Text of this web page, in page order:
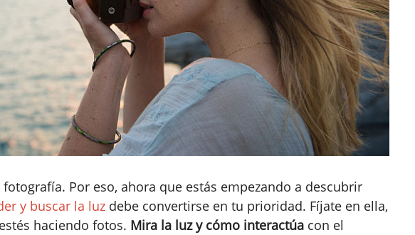
Por eso, ahora que estás empezando a descubrir
y buscar la luz debe convertirse en tu prioridad. Fíjate en ella,
haciendo fotos. Mira la luz y cómo interactúa con el